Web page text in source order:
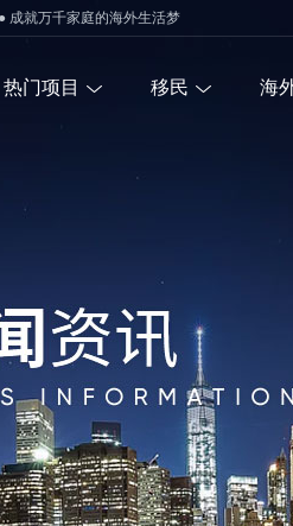
成就万千家庭的海外生活梦
热门项目 移民 海